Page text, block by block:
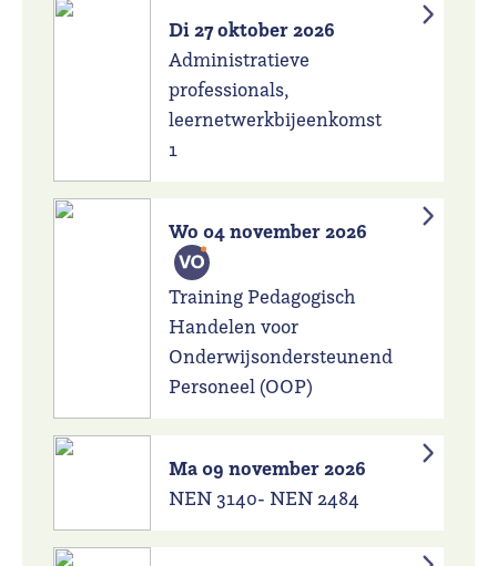
Di 27 oktober 2026
Administratieve
professionals,
leernetwerkbijeenkomst
1
Wo 04 november 2026
Training Pedagogisch
Handelen voor
Onderwijsondersteunend
Personeel (OOP)
Ma 09 november 2026
NEN 3140- NEN 2484